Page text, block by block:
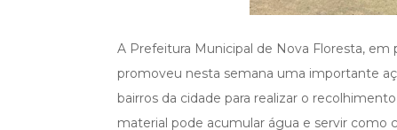
A Prefeitura Municipal de Nova Floresta, em
promoveu nesta semana uma importante
bairros da cidade para realizar o
material pode acumular água e servir como